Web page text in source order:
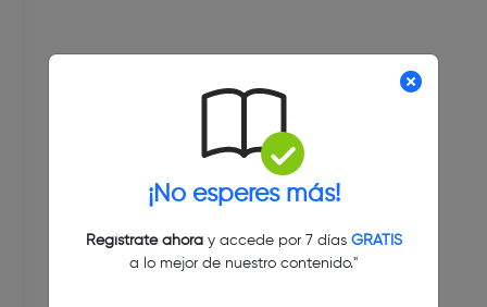
¡No esperes más!
Regístrate ahoray accede por 7 días GRATIS
a lo mejor de nuestro contenido."